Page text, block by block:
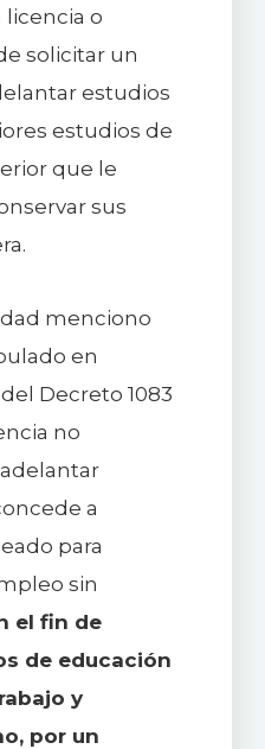
licencia o
solicitar un
estudios
estudios de
que le
sus
menciono
en
Decreto 1083
no
a
para
sin
el fin de
de educación
y
por un